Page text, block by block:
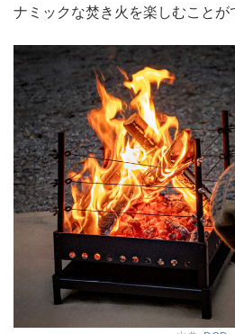
ナミックな焚き火を楽しむことが